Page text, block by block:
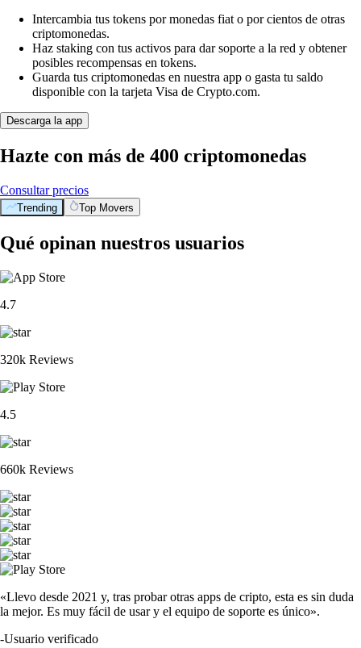
Intercambia tus tokens por monedas fiat o por cientos de otras
criptomonedas.
Haz staking con tus activos para dar soporte a la red y obtener
posibles recompensas en tokens.
Guarda tus criptomonedas en nuestra app o gasta tu saldo
disponible con la tarjeta Visa de Crypto.com.
Descarga la app
Hazte con más de 400 criptomonedas
Consultar precios
Trending Top Movers
Qué opinan nuestros usuarios
4.7
320k Reviews
4.5
660k Reviews
«Llevo desde 2021 y, tras probar otras apps de cripto, esta es sin duda
la mejor. Es muy fácil de usar y el equipo de soporte es único».
-Usuario verificado